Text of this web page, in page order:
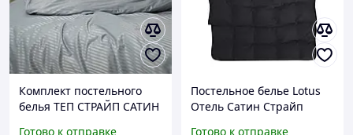
Комплект постельного
белья ТЕП СТРАЙП САТИН
Готово к отправке
Постельное белье Lotus
Отель Сатин Страйп
Готово к отправке